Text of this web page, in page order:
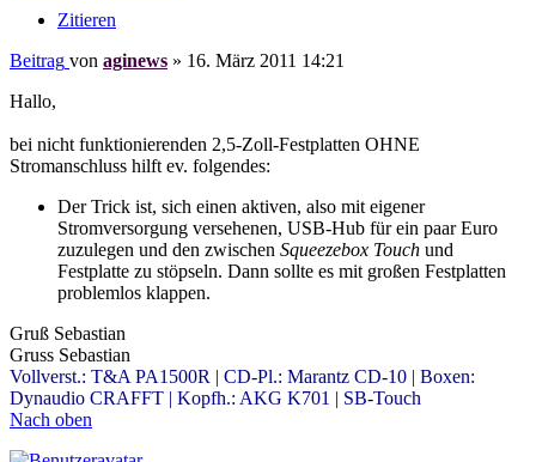
Zitieren
Beitrag von aginews » 16. März 2011 14:21
Hallo,
bei nicht funktionierenden 2,5-Zoll-Festplatten OHNE
Stromanschluss hilft ev. folgendes:
Der Trick ist, sich einen aktiven, also mit eigener
Stromversorgung versehenen, USB-Hub für ein paar Euro
zuzulegen und den zwischen Squeezebox Touch und
Festplatte zu stöpseln. Dann sollte es mit großen Festplatten
problemlos klappen.
Gruß Sebastian
Gruss Sebastian
Vollverst.: T&A PA1500R | CD-Pl.: Marantz CD-10 | Boxen:
Dynaudio CRAFFT | Kopfh.: AKG K701 | SB-Touch
Nach oben